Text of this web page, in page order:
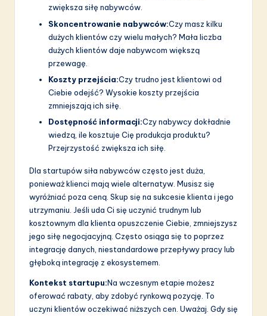
zwiększa siłę nabywców.
Skoncentrowanie nabywców:Czy masz kilku
dużych klientów czy wielu małych? Mała liczba
dużych klientów daje nabywcom większą
przewagę.
Koszty przejścia:Czy trudno jest klientowi od
Ciebie odejść? Wysokie koszty przejścia
zmniejszają ich siłę.
Dostępność informacji:Czy nabywcy dokładnie
wiedzą, ile kosztuje Cię produkcja produktu?
Przejrzystość zwiększa ich siłę.
Dla startupów siła nabywców często jest duża,
ponieważ klienci mają wiele alternatyw. Musisz się
wyróżniać poza ceną. Skup się na sukcesie klienta i jego
utrzymaniu. Jeśli uda Ci się uczynić trudnym lub
kosztownym dla klienta opuszczenie Ciebie, zmniejszysz
jego siłę negocjacyjną. Często osiąga się to poprzez
integrację danych, niestandardowe przepływy pracy lub
głęboką integrację z ekosystemem.
Kontekst startupu:Na wczesnym etapie możesz
oferować rabaty, aby zdobyć rynkową pozycję. To
uczyni klientów oczekiwać niższych cen. Uważaj. Gdy się